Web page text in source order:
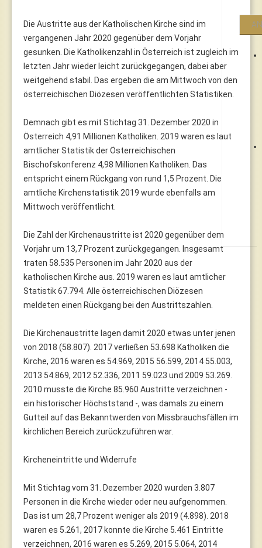
Die Austritte aus der Katholischen Kirche sind im
vergangenen Jahr 2020 gegenüber dem Vorjahr
gesunken. Die Katholikenzahl in Österreich ist zugleich im
letzten Jahr wieder leicht zurückgegangen, dabei aber
weitgehend stabil. Das ergeben die am Mittwoch von den
österreichischen Diözesen veröffentlichten Statistiken.
Demnach gibt es mit Stichtag 31. Dezember 2020 in
Österreich 4,91 Millionen Katholiken. 2019 waren es laut
amtlicher Statistik der Österreichischen
Bischofskonferenz 4,98 Millionen Katholiken. Das
entspricht einem Rückgang von rund 1,5 Prozent. Die
amtliche Kirchenstatistik 2019 wurde ebenfalls am
Mittwoch veröffentlicht.
Die Zahl der Kirchenaustritte ist 2020 gegenüber dem
Vorjahr um 13,7 Prozent zurückgegangen. Insgesamt
traten 58.535 Personen im Jahr 2020 aus der
katholischen Kirche aus. 2019 waren es laut amtlicher
Statistik 67.794. Alle österreichischen Diözesen
meldeten einen Rückgang bei den Austrittszahlen.
Die Kirchenaustritte lagen damit 2020 etwas unter jenen
von 2018 (58.807). 2017 verließen 53.698 Katholiken die
Kirche, 2016 waren es 54.969, 2015 56.599, 2014 55.003,
2013 54.869, 2012 52.336, 2011 59.023 und 2009 53.269.
2010 musste die Kirche 85.960 Austritte verzeichnen -
ein historischer Höchststand -, was damals zu einem
Gutteil auf das Bekanntwerden von Missbrauchsfällen im
kirchlichen Bereich zurückzuführen war.
Kircheneintritte und Widerrufe
Mit Stichtag vom 31. Dezember 2020 wurden 3.807
Personen in die Kirche wieder oder neu aufgenommen.
Das ist um 28,7 Prozent weniger als 2019 (4.898). 2018
waren es 5.261, 2017 konnte die Kirche 5.461 Eintritte
verzeichnen, 2016 waren es 5.269, 2015 5.064, 2014